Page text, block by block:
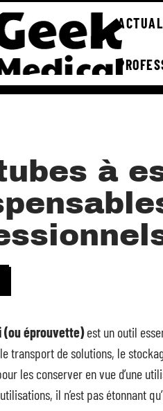
à
(ou éprouvette)est un outil
transport de solutions, le
les conserver en vue d’une
il n’est pas étonnant